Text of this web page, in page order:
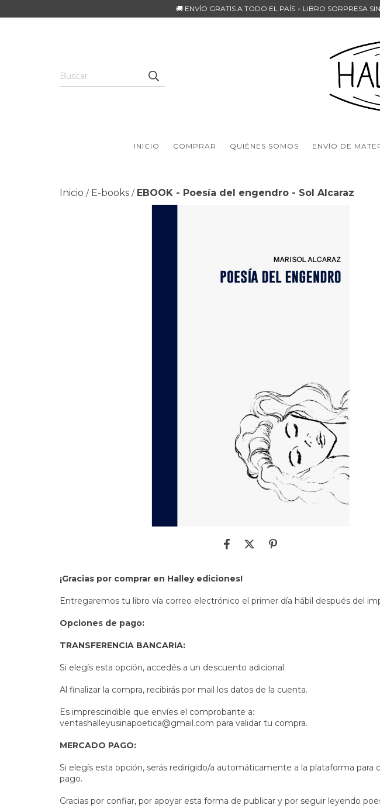
🚚 ENVÍO GRATIS A TODO EL PAÍS + LIBRO SORPRESA
INICIO COMPRAR QUIÉNES SOMOS ENVÍO DE
Inicio / E-books / EBOOK - Poesía del engendro - Sol Alcaraz
¡Gracias por comprar en Halley ediciones!
Entregaremos tu libro vía correo electrónico el primer día hábil después del
Opciones de pago:
TRANSFERENCIA BANCARIA:
Si elegís esta opción, accedés a un descuento adicional.
Al finalizar la compra, recibirás por mail los datos de la cuenta.
Es imprescindible que envíes el comprobante a:
ventashalleyusinapoetica@gmail.com para validar tu compra.
MERCADO PAGO:
Si elegís esta opción, serás redirigido/a automáticamente a la plataforma para
pago.
Gracias por confiar, por apoyar esta forma de publicar y por seguir leyendo